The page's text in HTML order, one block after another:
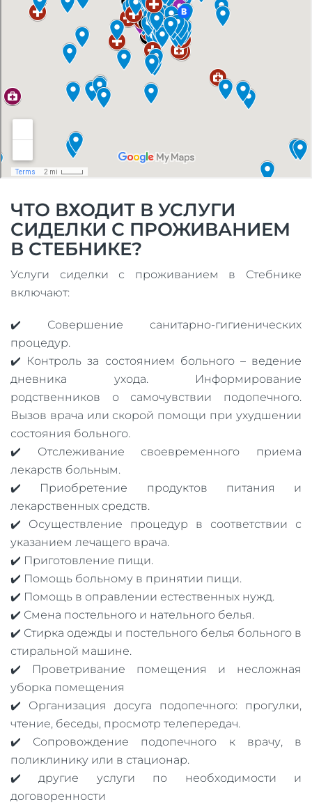
ЧТО ВХОДИТ В УСЛУГИ
СИДЕЛКИ С ПРОЖИВАНИЕМ
В СТЕБНИКЕ?
Услуги сиделки с проживанием в Стебнике
включают:
✔️ Совершение санитарно-гигиенических
процедур.
✔️ Контроль за состоянием больного – ведение
дневника ухода. Информирование
родственников о самочувствии подопечного.
Вызов врача или скорой помощи при ухудшении
состояния больного.
✔️ Отслеживание своевременного приема
лекарств больным.
✔️ Приобретение продуктов питания и
лекарственных средств.
✔️ Осуществление процедур в соответствии с
указанием лечащего врача.
✔️ Приготовление пищи.
✔️ Помощь больному в принятии пищи.
✔️ Помощь в оправлении естественных нужд.
✔️ Смена постельного и нательного белья.
✔️ Стирка одежды и постельного белья больного в
стиральной машине.
✔️ Проветривание помещения и несложная
уборка помещения
✔️ Организация досуга подопечного: прогулки,
чтение, беседы, просмотр телепередач.
✔️ Сопровождение подопечного к врачу, в
поликлинику или в стационар.
✔️ другие услуги по необходимости и
договоренности